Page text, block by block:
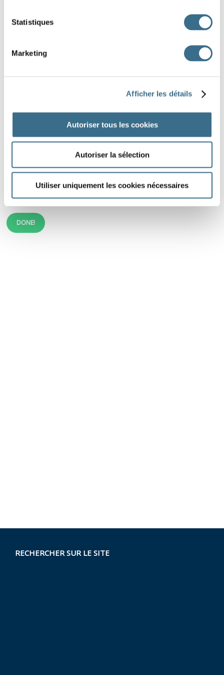
Statistiques
Marketing
Afficher les détails
Autoriser tous les cookies
Autoriser la sélection
Utiliser uniquement les cookies nécessaires
un alibi un oubli une série une fourmi
une furie une copie une ânerie une carie
une lubie
DONE!
RECHERCHER SUR LE SITE